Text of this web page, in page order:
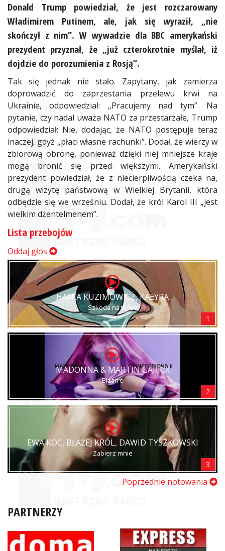
Donald Trump powiedział, że jest rozczarowany
Władimirem Putinem, ale, jak się wyraził, „nie
skończył z nim”. W wywadzie dla BBC amerykański
prezydent przyznał, że „już czterokrotnie myślał, iż
dojdzie do porozumienia z Rosją”.
Tak się jednak nie stało. Zapytany, jak zamierza
doprowadzić do zaprzestania przelewu krwi na
Ukrainie, odpowiedział: „Pracujemy nad tym”. Na
pytanie, czy nadal uważa NATO za przestarzałe, Trump
odpowiedział: Nie, dodając, że NATO postępuje teraz
inaczej, gdyż „płaci własne rachunki”. Dodał, że wierzy w
zbiorową obronę, ponieważ dzięki niej mniejsze kraje
mogą bronić się przed większymi. Amerykański
prezydent powiedział, że z niecierpliwością czeka na,
drugą wizytę państwową w Wielkiej Brytanii, która
odbędzie się we wrześniu. Dodał, że król Karol III „jest
wielkim dżentelmenem”.
Lista przebojów
Oddaj głos
HANIA KUZIMOWICZ, KAEYRA
Szkoda na to łez
1
MADONNA & MARTIN GARRIX
Bizarre
2
EWA KOC, BŁAŻEJ KRÓL, DAWID TYSZKOWSKI
Zabierz mnie
3
Poprzednie notowania
PARTNERZY